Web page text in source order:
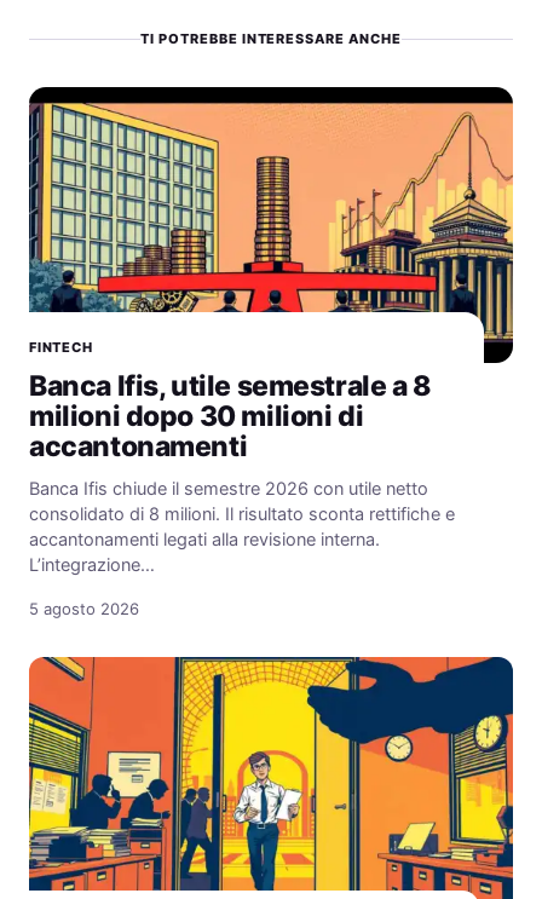
TI POTREBBE INTERESSARE ANCHE
FINTECH
Banca Ifis, utile semestrale a 8
milioni dopo 30 milioni di
accantonamenti
Banca Ifis chiude il semestre 2026 con utile netto
consolidato di 8 milioni. Il risultato sconta rettifiche e
accantonamenti legati alla revisione interna.
L’integrazione…
5 agosto 2026